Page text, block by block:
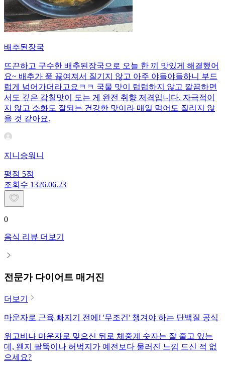
배추된장국
​뜨끈하고 구수한 배추된장국으로 오늘 한 끼 맛있게 해결했어
요~ 배추가 푹 끓여져서 질기지 않고 아주 야들야들하니 부드
럽게 넘어가더라고요ㅋㅋ 국물 맛이 텁텁하지 않고 깔끔하면
서도 깊은 감칠맛이 도는 게 완전 취향 저격입니다. 자극적이
지 않고 소화도 잘되는 건강한 맛이라 매일 먹어도 질리지 않
을 것 같아요.
지니승워니
평점 5점
조회수 1326.06.23
0
음식 리뷰 더보기
전문가 다이어트 매거진
더보기
마운자로 근육 빠지기 전에! '무조건' 챙겨야 하는 단백질 공식
위고비나 마운자로 맞으신 뒤로 체중계 숫자는 잘 줄고 있는
데, 왠지 팔뚝이나 허벅지가 예전보다 물러진 느낌 드신 적 없
으세요?